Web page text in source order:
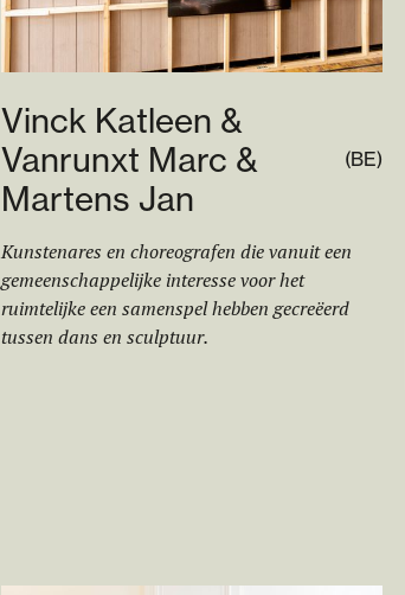
Vinck Katleen &
Vanrunxt Marc &
Martens Jan
(BE)
Kunstenares en choreografen die vanuit een
gemeenschappelijke interesse voor het
ruimtelijke een samenspel hebben gecreëerd
tussen dans en sculptuur.